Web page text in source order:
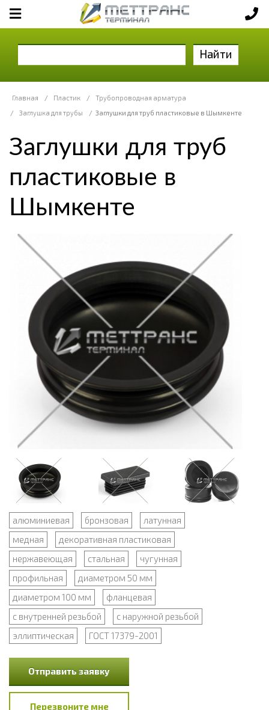
Найти
Главная / Пластик /
Трубопроводная арматура
/
Заглушка для трубы / Заглушки для труб пластиковые в Шымкенте
Заглушки для труб
пластиковые в
Шымкенте
алюминиевая бронзовая
латунная
медная
декоративная пластиковая
нержавеющая
стальная
чугунная
профильная
диаметром 50 мм
диаметром 100 мм
фланцевая
с внутренней резьбой
с наружной резьбой
эллиптическая
ГОСТ 17379-2001
Отправить заявку
Перезвоните мне